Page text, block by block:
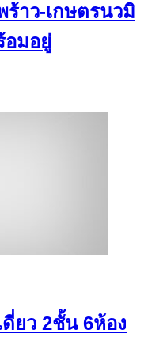
าว-เกษตรนวมิ
อมอยู่
ดี่ยว 2ชั้น 6ห้อง